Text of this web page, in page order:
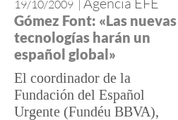
19/10/2009 |
Gómez Font: «Las nuevas
tecnologías harán un
español global»
El coordinador de la
Fundación del Español
Urgente (Fundéu BBVA),